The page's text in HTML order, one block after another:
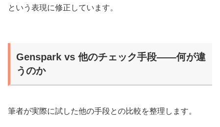
という表現に修正しています。
Genspark vs 他のチェック手段——何が違
うのか
筆者が実際に試した他の手段との比較を整理します。